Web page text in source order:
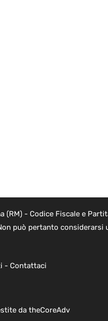
(RM) - Codice Fiscale e
può pertanto
- Contattaci
da theCoreAdv